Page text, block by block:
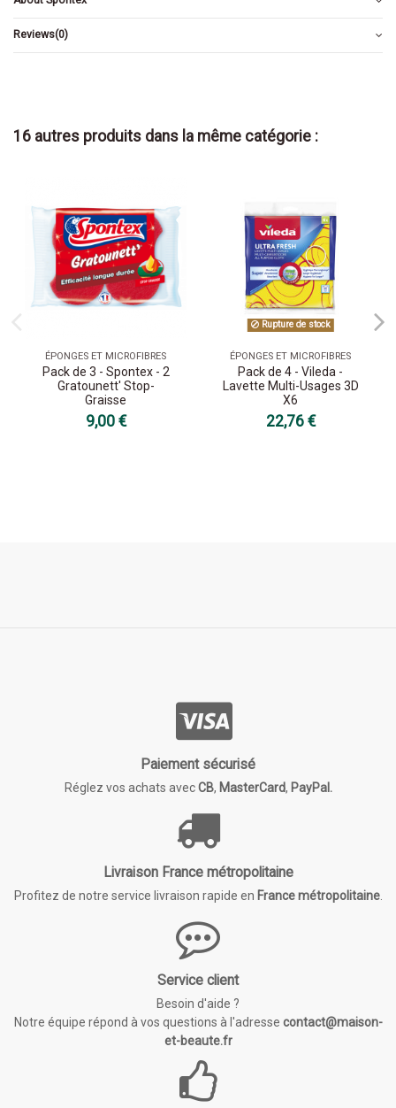
Reviews(0)
16 autres produits dans la même catégorie :
ÉPONGES ET MICROFIBRES
Pack de 3 - Spontex - 2
Gratounett' Stop-
Graisse
9,00 €
Rupture de stock
ÉPONGES ET MICROFIBRES
Pack de 4 - Vileda -
Lavette Multi-Usages 3D
X6
22,76 €
Paiement sécurisé
Réglez vos achats avecCB, MasterCard, PayPal.
Livraison France métropolitaine
Profitez de notre service livraison rapide en France métropolitaine.
Service client
Besoin d'aide ?
Notre équipe répond à vos questions à l'adresse contact@maison-
et-beaute.fr